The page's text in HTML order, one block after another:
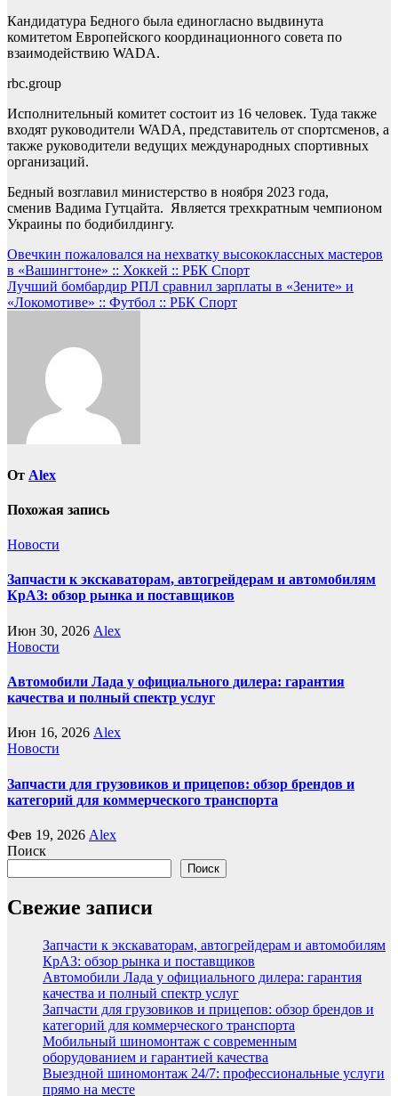
Кандидатура Бедного была единогласно выдвинута
комитетом Европейского координационного совета по
взаимодействию WADA.
rbc.group
Исполнительный комитет состоит из 16 человек. Туда также
входят руководители WADA, представитель от спортсменов, а
также руководители ведущих международных спортивных
организаций.
Бедный возглавил министерство в ноября 2023 года,
сменив Вадима Гутцайта. Является трехкратным чемпионом
Украины по бодибилдингу.
Навигация
по
записям
Овечкин пожаловался на нехватку высококлассных мастеров
в «Вашингтоне» :: Хоккей :: РБК Спорт
Лучший бомбардир РПЛ сравнил зарплаты в «Зените» и
«Локомотиве» :: Футбол :: РБК Спорт
От Alex
Похожая запись
Новости
Запчасти к экскаваторам, автогрейдерам и автомобилям
КрАЗ: обзор рынка и поставщиков
Июн 30, 2026 Alex
Новости
Автомобили Лада у официального дилера: гарантия
качества и полный спектр услуг
Июн 16, 2026 Alex
Новости
Запчасти для грузовиков и прицепов: обзор брендов и
категорий для коммерческого транспорта
Фев 19, 2026 Alex
Поиск
Поиск
Свежие записи
Запчасти к экскаваторам, автогрейдерам и автомобилям
КрАЗ: обзор рынка и поставщиков
Автомобили Лада у официального дилера: гарантия
качества и полный спектр услуг
Запчасти для грузовиков и прицепов: обзор брендов и
категорий для коммерческого транспорта
Мобильный шиномонтаж с современным
оборудованием и гарантией качества
Выездной шиномонтаж 24/7: профессиональные услуги
прямо на месте